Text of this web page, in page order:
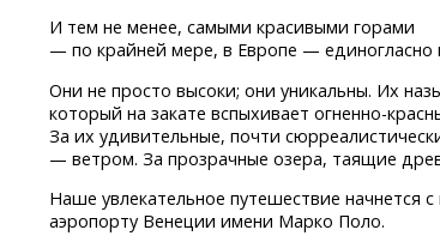
И тем не менее, самыми красивыми горами
— по крайней мере, в Европе —
Они не просто высоки; они уникальны. Их
который на закате вспыхиваетогненно-
За их удивительные, почти
— ветром. За прозрачные озера, таящие
Наше увлекательное путешествие начнется
аэропорту Венеции имени Марко Поло.